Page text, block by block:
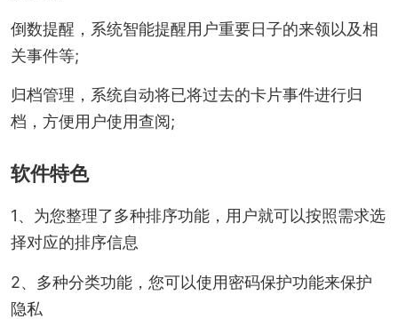
倒数提醒，系统智能提醒用户重要日子的来领以及相
关事件等;
归档管理，系统自动将已将过去的卡片事件进行归
档，方便用户使用查阅;
软件特色
1、为您整理了多种排序功能，用户就可以按照需求选
择对应的排序信息
2、多种分类功能，您可以使用密码保护功能来保护
隐私